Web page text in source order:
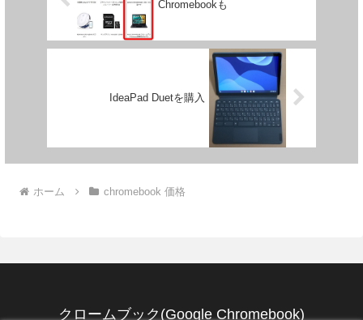
Chromebookも
IdeaPad Duetを購入
ホーム chromebook 価格
クロームブック(Google Chromebook)